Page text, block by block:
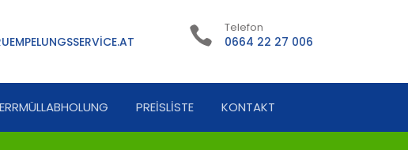
Telefon
0664 22 27 006
PREISLISTE KONTAKT